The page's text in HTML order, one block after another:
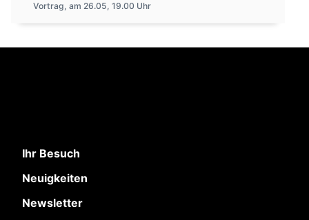
Vortrag, am 26.05, 19.00 Uhr
Ihr Besuch
Neuigkeiten
Newsletter